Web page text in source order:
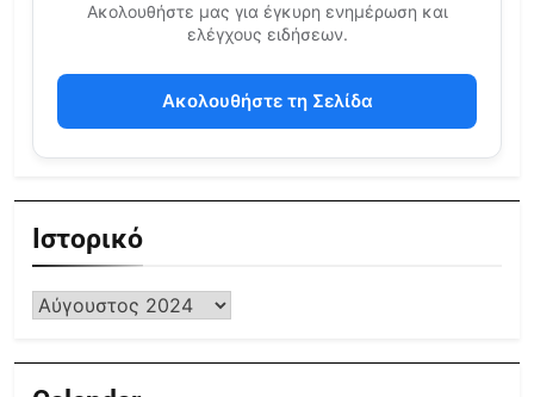
Ακολουθήστε μας για έγκυρη ενημέρωση και
ελέγχους ειδήσεων.
Ακολουθήστε τη Σελίδα
Ιστορικό